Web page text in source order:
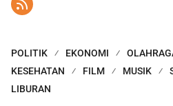
POLITIK EKONOMI
KESEHATAN
FILM MUSIK
LIBURAN